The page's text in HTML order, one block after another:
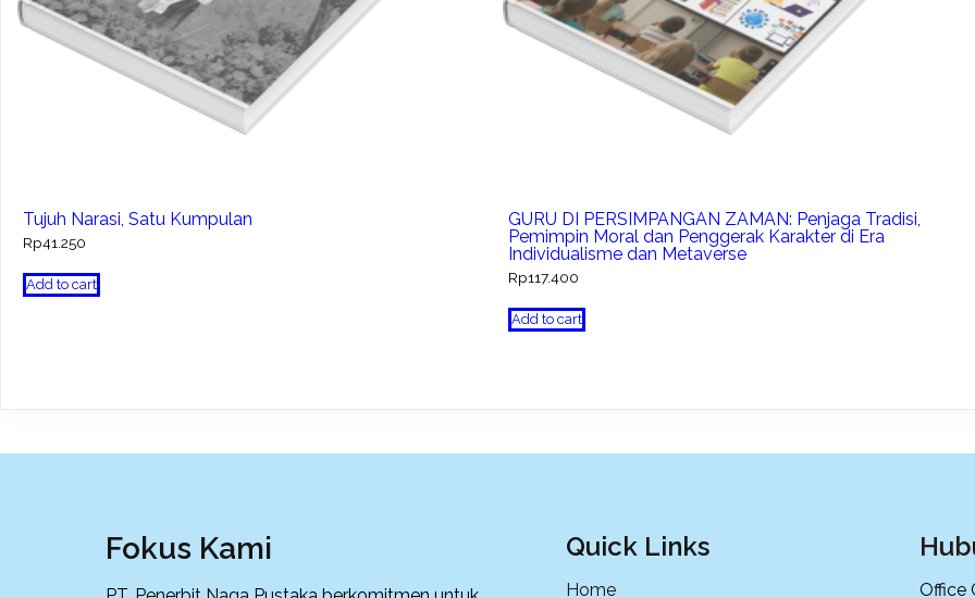
Tujuh Narasi, Satu Kumpulan
Rp41.250
Add to cart
GURU DI PERSIMPANGAN ZAMAN: Penjaga Tradisi,
Pemimpin Moral dan Penggerak Karakter di Era
Individualisme dan Metaverse
Rp117.400
Add to cart
Fokus Kami Quick Links
Home Office